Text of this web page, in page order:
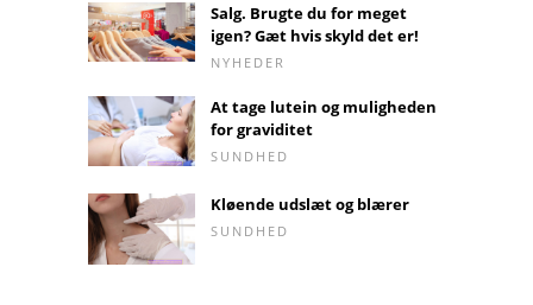
Salg. Brugte du for meget
igen? Gæt hvis skyld det er!
NYHEDER
At tage lutein og muligheden
for graviditet
SUNDHED
Kløende udslæt og blærer
SUNDHED